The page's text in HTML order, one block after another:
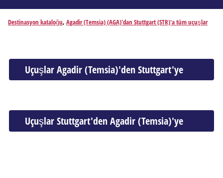
Destinasyon kataloğu, Agadir (Temsia) (AGA)'dan Stuttgart (STR)'a tüm uçuşlar
Uçuşlar Agadir (Temsia)'den Stuttgart'ye
Uçuşlar Stuttgart'den Agadir (Temsia)'ye